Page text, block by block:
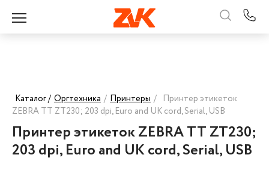
Каталог / Оргтехника / Принтеры / Принтер этикеток
ZEBRA TT ZT230; 203 dpi, Euro and UK cord, Serial, USB
Принтер этикеток ZEBRA TT ZT230;
203 dpi, Euro and UK cord, Serial, USB